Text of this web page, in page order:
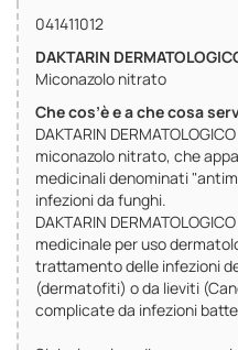
041411012
DAKTARIN
Miconazolo nitrato
Che cos’è e a che cosa
DAKTARIN
miconazolo nitrato, che
medicinali denominati
infezioni da funghi.
DAKTARIN
medicinale per uso
trattamento delle infezioni
(dermatofiti) o da lieviti
complicate da infezioni